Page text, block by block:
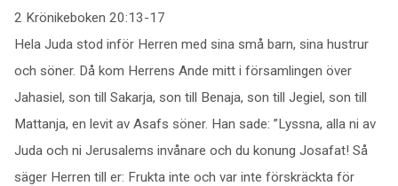
2 Krönikeboken 20:13-17
Hela Juda stod inför Herren med sina små barn, sina hustrur
och söner. Då kom Herrens Ande mitt i församlingen över
Jahasiel, son till Sakarja, son till Benaja, son till Jegiel, son till
Mattanja, en levit av Asafs söner. Han sade: ”Lyssna, alla ni av
Juda och ni Jerusalems invånare och du konung Josafat! Så
säger Herren till er: Frukta inte och var inte förskräckta för